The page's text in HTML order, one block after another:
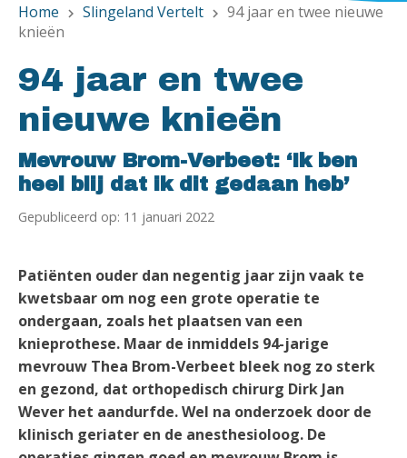
Home chevron_right Slingeland Vertelt chevron_right 94 jaar en twee nieuwe
knieën
94 jaar en twee
nieuwe knieën
Mevrouw Brom-Verbeet: ‘Ik ben
heel blij dat ik dit gedaan heb’
Gepubliceerd op: 11 januari 2022
Patiënten ouder dan negentig jaar zijn vaak te
kwetsbaar om nog een grote operatie te
ondergaan, zoals het plaatsen van een
knieprothese. Maar de inmiddels 94-jarige
mevrouw Thea Brom-Verbeet bleek nog zo sterk
en gezond, dat orthopedisch chirurg Dirk Jan
Wever het aandurfde. Wel na onderzoek door de
klinisch geriater en de anesthesioloog. De